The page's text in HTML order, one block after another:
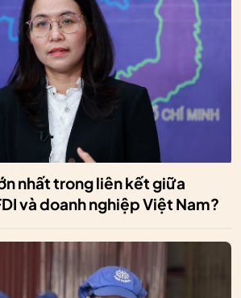
nhất trong liên kết giữa
và doanh nghiệp Việt Nam?